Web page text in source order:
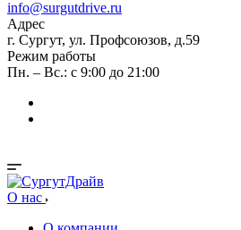
info@surgutdrive.ru
Адрес
г. Сургут, ул. Профсоюзов, д.59
Режим работы
Пн. – Вс.: с 9:00 до 21:00
О нас